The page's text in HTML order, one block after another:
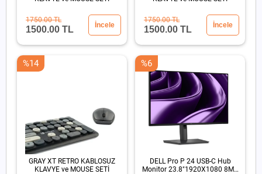
1750.00 TL
1500.00 TL İncele
1750.00 TL
1500.00 TL İncele
GRAY XT RETRO KABLOSUZ
KLAVYE ve MOUSE SETİ
%14
DELL Pro P 24 USB-C Hub
Monitor 23.8"1920X1080 8MS
%6